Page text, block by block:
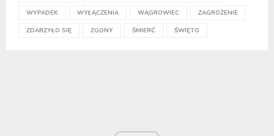
WYPADEK WYŁĄCZENIA WĄGROWIEC ZAGROŻENIE
ZDARZYŁO SIĘ ZGONY ŚMIERĆ ŚWIĘTO